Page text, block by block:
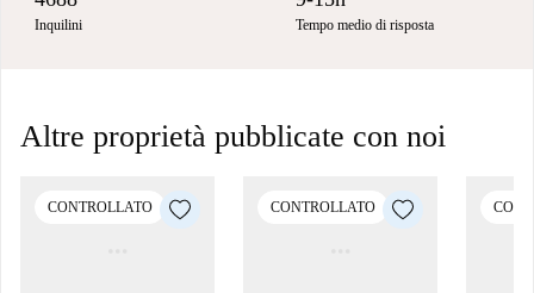
Inquilini Tempo medio di risposta
Altre proprietà pubblicate con noi
CONTROLLATO CONTROLLATO